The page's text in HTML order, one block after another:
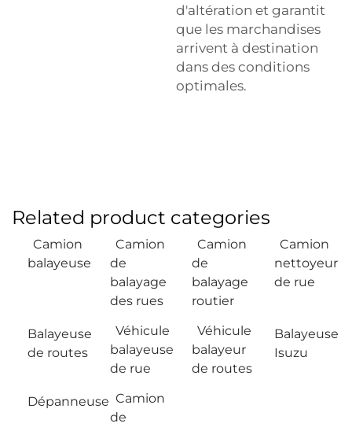
d'altération et garantit
que les marchandises
arrivent à destination
dans des conditions
optimales.
Related product categories
Camion
balayeuse
Camion
de
balayage
des rues
Camion
de
balayage
routier
Camion
nettoyeur
de rue
Balayeuse
de routes
Véhicule
balayeuse
de rue
Véhicule
balayeur
de routes
Balayeuse
Isuzu
Dépanneuse Camion
de